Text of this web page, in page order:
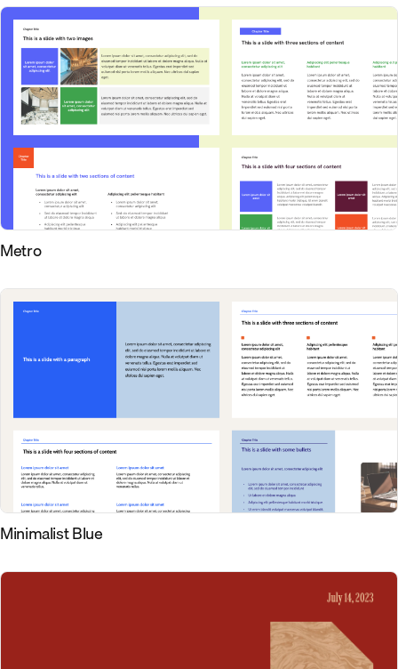
Metro
Minimalist Blue